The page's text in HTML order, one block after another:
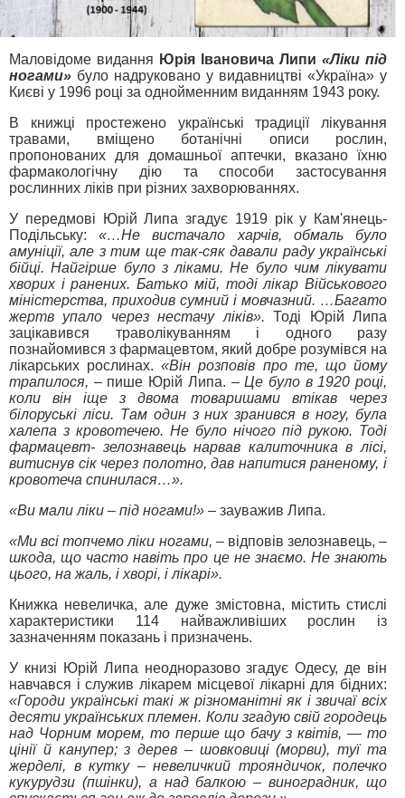
Маловідоме видання Юрія Івановича Липи «Ліки під
ногами» було надруковано у видавництві «Україна» у
Києві у 1996 році за однойменним виданням 1943 року.
В книжці простежено українські традиції лікування
травами, вміщено ботанічні описи рослин,
пропонованих для домашньої аптечки, вказано їхню
фармакологічну дію та способи застосування
рослинних ліків при різних захворюваннях.
У передмові Юрій Липа згадує 1919 рік у Кам'янець-
Подільську: «…Не вистачало харчів, обмаль було
амуніції, але з тим ще так-сяк давали раду українські
бійці. Найгірше було з ліками. Не було чим лікувати
хворих і ранених. Батько мій, тоді лікар Військового
міністерства, приходив сумний і мовчазний. …Багато
жертв упало через нестачу ліків». Тоді Юрій Липа
зацікавився траволікуванням і одного разу
познайомився з фармацевтом, який добре розумівся на
лікарських рослинах.«Він розповів про те, що йому
трапилося, – пише Юрій Липа. – Це було в 1920 році,
коли він іще з двома товаришами втікав через
білоруські ліси. Там один з них зранився в ногу, була
халепа з кровотечею. Не було нічого під рукою. Тоді
фармацевт- зелознавець нарвав калиточника в лісі,
витиснув сік через полотно, дав напитися раненому, і
кровотеча спинилася…».
«Ви мали ліки – під ногами!» – зауважив Липа.
«Ми всі топчемо ліки ногами, – відповів зелознавець, –
шкода, що часто навіть про це не знаємо. Не знають
цього, на жаль, і хворі, і лікарі».
Книжка невеличка, але дуже змістовна, містить стислі
характеристики 114 найважливіших рослин із
зазначенням показань і призначень.
У книзі Юрій Липа неодноразово згадує Одесу, де він
навчався і служив лікарем місцевої лікарні для бідних:
«Городи українські такі ж різноманітні як і звичаї всіх
десяти українських племен. Коли згадую свій городець
над Чорним морем, то перше що бачу з квітів, — то
цінії й канупер; з дерев – шовковиці (морви), туї та
жерделі, в кутку – невеличкий трояндичок, полечко
кукурудзи (пшінки), а над балкою – виноградник, що